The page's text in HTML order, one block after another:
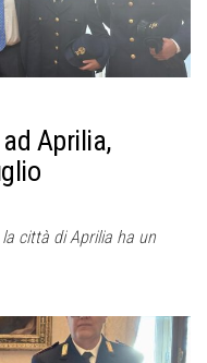
Aprilia,
città di Aprilia ha un